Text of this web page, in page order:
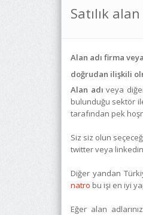
Satılık alan
Alan adı firma
doğrudan ilişkili
Alan adı veya
bulunduğu sektör
tarafından pek
Siz siz olun
twitter veya
Diğer yandan
natro bu işi en iyi
Eğer alan